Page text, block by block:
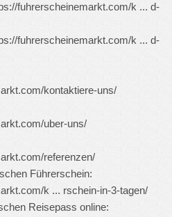
fuhrerscheinemarkt.com/k ... d-
fuhrerscheinemarkt.com/k ... d-
kontaktiere-uns/
uber-uns/
referenzen/
Führerschein:
k ... rschein-in-3-tagen/
Reisepass online: